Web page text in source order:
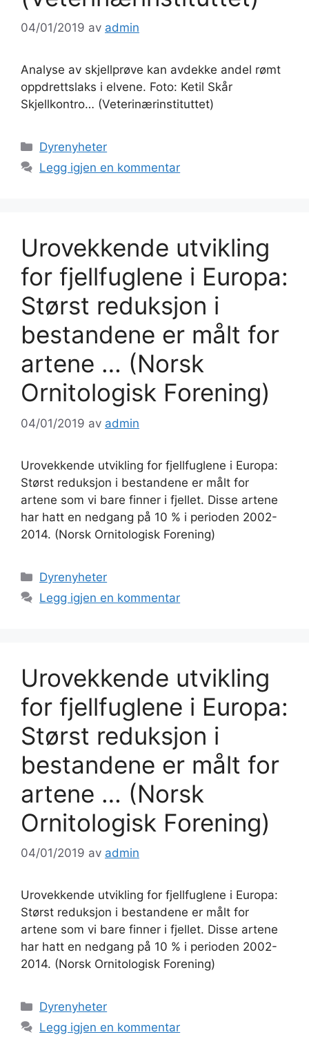
04/01/2019 av admin
Analyse av skjellprøve kan avdekke andel rømt
oppdrettslaks i elvene. Foto: Ketil Skår
Skjellkontro… (Veterinærinstituttet)
Kategorier
Dyrenyheter
Legg igjen en kommentar
Urovekkende utvikling
for fjellfuglene i Europa:
Størst reduksjon i
bestandene er målt for
artene … (Norsk
Ornitologisk Forening)
04/01/2019 av admin
Urovekkende utvikling for fjellfuglene i Europa:
Størst reduksjon i bestandene er målt for
artene som vi bare finner i fjellet. Disse artene
har hatt en nedgang på 10 % i perioden 2002-
2014. (Norsk Ornitologisk Forening)
Kategorier
Dyrenyheter
Legg igjen en kommentar
Urovekkende utvikling
for fjellfuglene i Europa:
Størst reduksjon i
bestandene er målt for
artene … (Norsk
Ornitologisk Forening)
04/01/2019 av admin
Urovekkende utvikling for fjellfuglene i Europa:
Størst reduksjon i bestandene er målt for
artene som vi bare finner i fjellet. Disse artene
har hatt en nedgang på 10 % i perioden 2002-
2014. (Norsk Ornitologisk Forening)
Kategorier
Dyrenyheter
Legg igjen en kommentar